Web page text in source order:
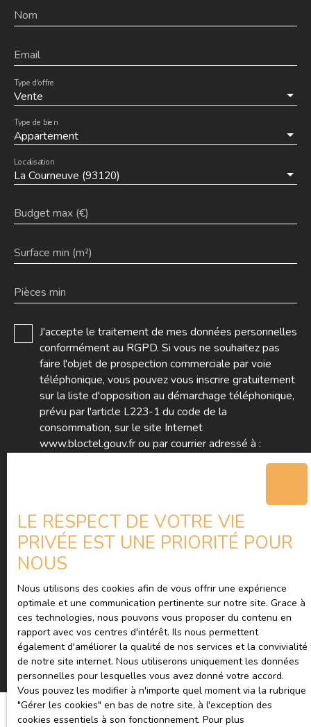
Nom
Email
Vente
Type d'offre
Appartement
Type de bien
La Courneuve (93120)
Localisation
Budget max (€)
Surface min (m²)
Pièces min
J'accepte le traitement de mes données personnelles
conformément au RGPD. Si vous ne souhaitez pas
faire l'objet de prospection commerciale par voie
téléphonique, vous pouvez vous inscrire gratuitement
sur la liste d'opposition au démarchage téléphonique,
prévu par l'article L223-1 du code de la
consommation, sur le site Internet
www.bloctel.gouv.fr ou par courrier adressé à :
Pour en savoir plus sur le traitement de vos données
personnelles, veuillez consulter notrepolitique de
confidentialité
Recevoir des annonces
LE RESPECT DE VOTRE VIE
PRIVÉE EST UNE PRIORITÉ POUR
NOUS
Nous utilisons des cookies afin de vous offrir une expérience
optimale et une communication pertinente sur notre site. Grace à
ces technologies, nous pouvons vous proposer du contenu en
rapport avec vos centres d'intérêt. Ils nous permettent
également d'améliorer la qualité de nos services et la convivialité
de notre site internet. Nous utiliserons uniquement les données
personnelles pour lesquelles vous avez donné votre accord.
Vous pouvez les modifier à n'importe quel moment via la rubrique
″Gérer les cookies″ en bas de notre site, à l'exception des
cookies essentiels à son fonctionnement. Pour plus